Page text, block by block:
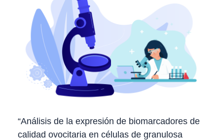
“Análisis de la expresión de biomarcadores de
calidad ovocitaria en células de granulosa